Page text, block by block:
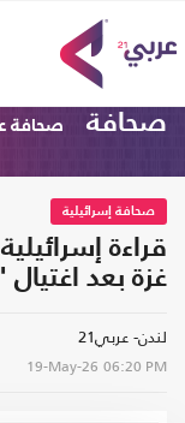
صحافة صحافة
صحافة إسرائيلية
قراءة
غزة بعد اغتيال
لندن- عربي21
19-May-26 06:20 PM